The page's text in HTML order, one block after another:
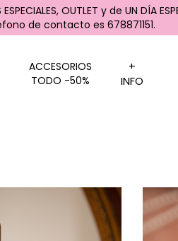
OUTLET y de UN DÍA
de contacto es 678871151.
ACCESORIOS
TODO -50%
+
INFO